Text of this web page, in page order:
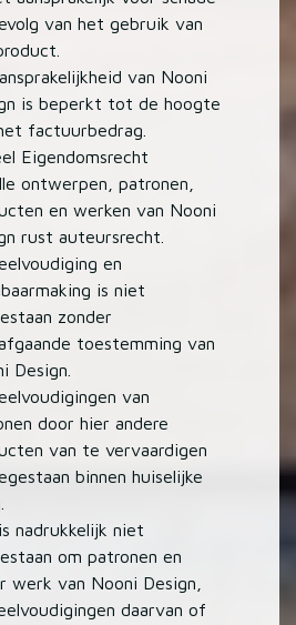
van het gebruik van
van Nooni
is beperkt tot de hoogte
factuurbedrag.
Eigendomsrecht
ontwerpen, patronen,
en werken van Nooni
rust auteursrecht.
en
is niet
zonder
toestemming van
Design.
van
door hier andere
van te vervaardigen
binnen huiselijke
nadrukkelijk niet
om patronen en
werk van Nooni Design,
daarvan of